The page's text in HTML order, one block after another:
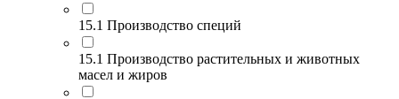
15.1 Производство специй
15.1 Производство растительных и животных
масел и жиров